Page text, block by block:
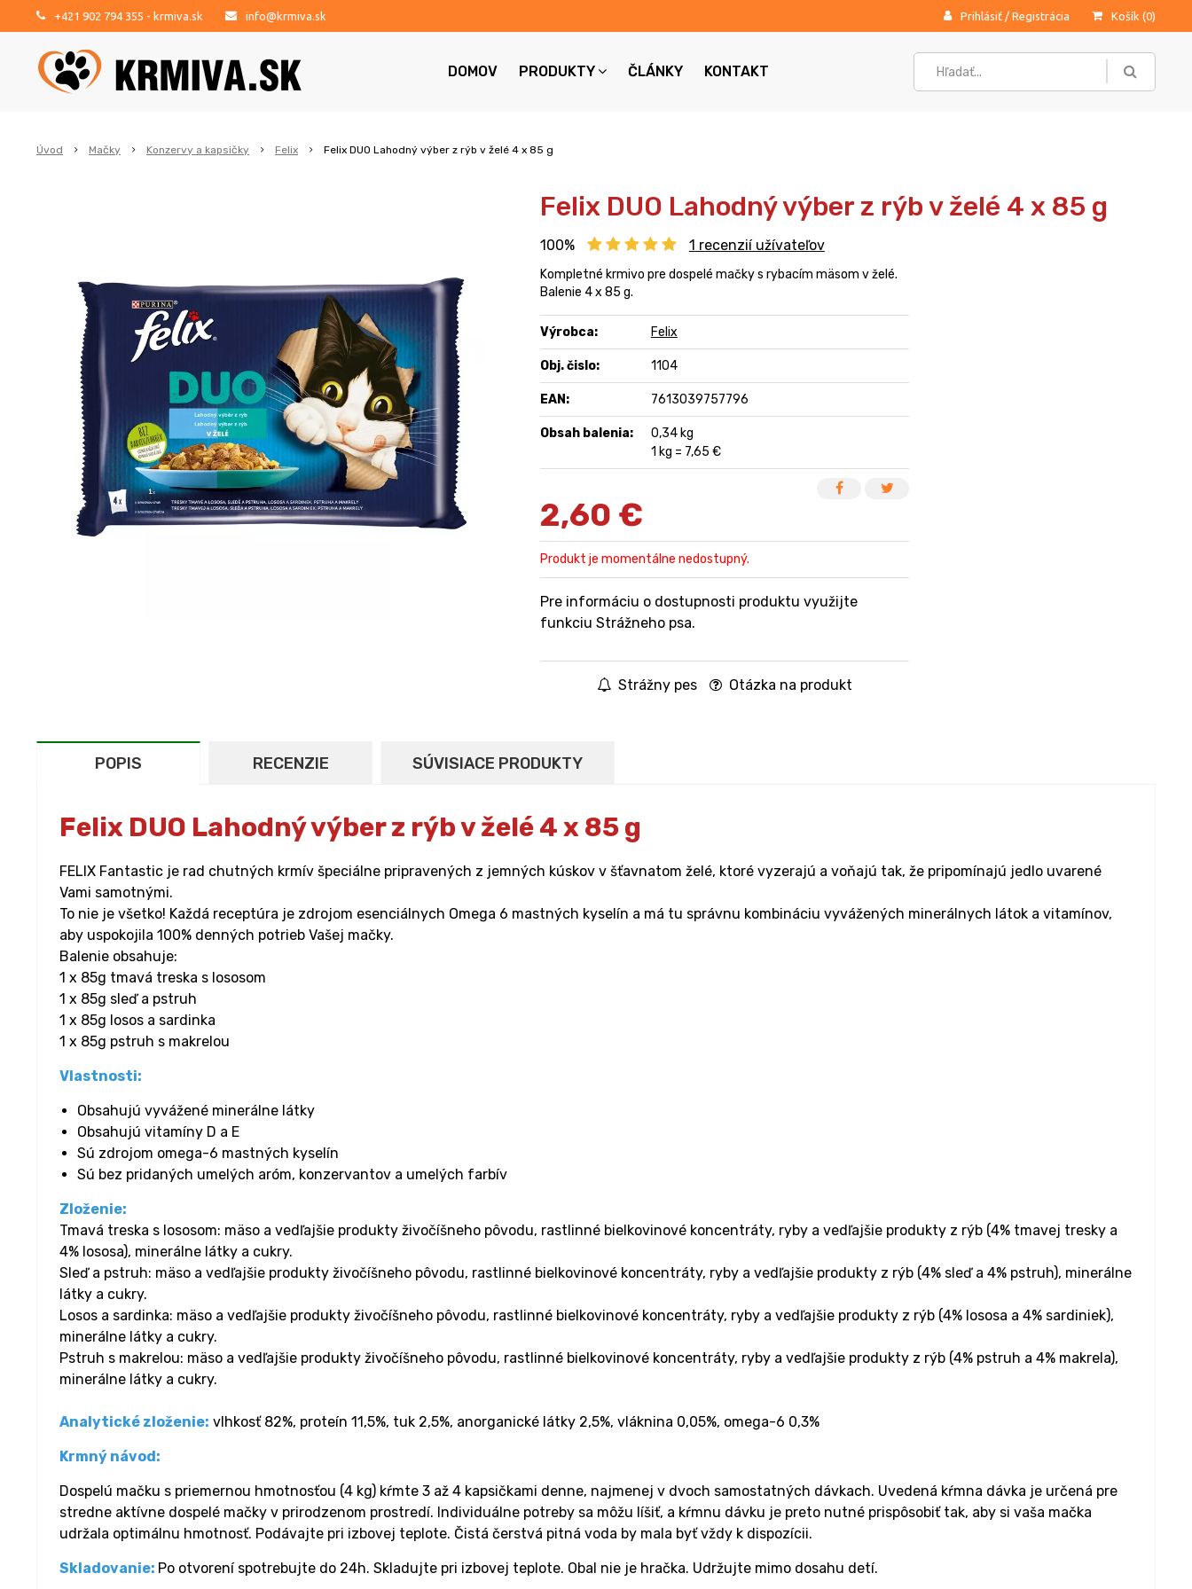
+421 902 794 355 - krmiva.sk info@krmiva.sk Prihlásiť / Registrácia Košík (0)
DOMOV PRODUKTY ČLÁNKY KONTAKT
Úvod Mačky Konzervy a kapsičky Felix Felix DUO Lahodný výber z rýb v želé 4 x 85 g
Felix DUO Lahodný výber z rýb v želé 4 x 85 g
100% 1 recenzií užívateľov
Kompletné krmivo pre dospelé mačky s rybacím mäsom v želé.
Balenie 4 x 85 g.
Výrobca: Felix
Obj. čislo: 1104
EAN: 7613039757796
Obsah balenia:
0,34 kg
1 kg = 7,65 €
2,60 €
Produkt je momentálne nedostupný.
Pre informáciu o dostupnosti produktu využijte
funkciu Strážneho psa.
Strážny pes Otázka na produkt
POPIS RECENZIE SÚVISIACE PRODUKTY
Felix DUO Lahodný výber z rýb v želé 4 x 85 g
FELIX Fantastic je rad chutných krmív špeciálne pripravených z jemných kúskov v šťavnatom želé, ktoré vyzerajú a voňajú tak, že pripomínajú jedlo uvarené
Vami samotnými.
To nie je všetko! Každá receptúra je zdrojom esenciálnych Omega 6 mastných kyselín a má tu správnu kombináciu vyvážených minerálnych látok a vitamínov,
aby uspokojila 100% denných potrieb Vašej mačky.
Balenie obsahuje:
1 x 85g tmavá treska s lososom
1 x 85g sleď a pstruh
1 x 85g losos a sardinka
1 x 85g pstruh s makrelou
Vlastnosti:
Obsahujú vyvážené minerálne látky
Obsahujú vitamíny D a E
Sú zdrojom omega-6 mastných kyselín
Sú bez pridaných umelých aróm, konzervantov a umelých farbív
Zloženie:
Tmavá treska s lososom: mäso a vedľajšie produkty živočíšneho pôvodu, rastlinné bielkovinové koncentráty, ryby a vedľajšie produkty z rýb (4% tmavej tresky a
4% lososa), minerálne látky a cukry.
Sleď a pstruh: mäso a vedľajšie produkty živočíšneho pôvodu, rastlinné bielkovinové koncentráty, ryby a vedľajšie produkty z rýb (4% sleď a 4% pstruh), minerálne
látky a cukry.
Losos a sardinka: mäso a vedľajšie produkty živočíšneho pôvodu, rastlinné bielkovinové koncentráty, ryby a vedľajšie produkty z rýb (4% lososa a 4% sardiniek),
minerálne látky a cukry.
Pstruh s makrelou: mäso a vedľajšie produkty živočíšneho pôvodu, rastlinné bielkovinové koncentráty, ryby a vedľajšie produkty z rýb (4% pstruh a 4% makrela),
minerálne látky a cukry.
Analytické zloženie: vlhkosť 82%, proteín 11,5%, tuk 2,5%, anorganické látky 2,5%, vláknina 0,05%, omega-6 0,3%
Krmný návod:
Dospelú mačku s priemernou hmotnosťou (4 kg) kŕmte 3 až 4 kapsičkami denne, najmenej v dvoch samostatných dávkach. Uvedená kŕmna dávka je určená pre
stredne aktívne dospelé mačky v prirodzenom prostredí. Individuálne potreby sa môžu líšiť, a kŕmnu dávku je preto nutné prispôsobiť tak, aby si vaša mačka
udržala optimálnu hmotnosť. Podávajte pri izbovej teplote. Čistá čerstvá pitná voda by mala byť vždy k dispozícii.
Skladovanie: Po otvorení spotrebujte do 24h. Skladujte pri izbovej teplote. Obal nie je hračka. Udržujte mimo dosahu detí.